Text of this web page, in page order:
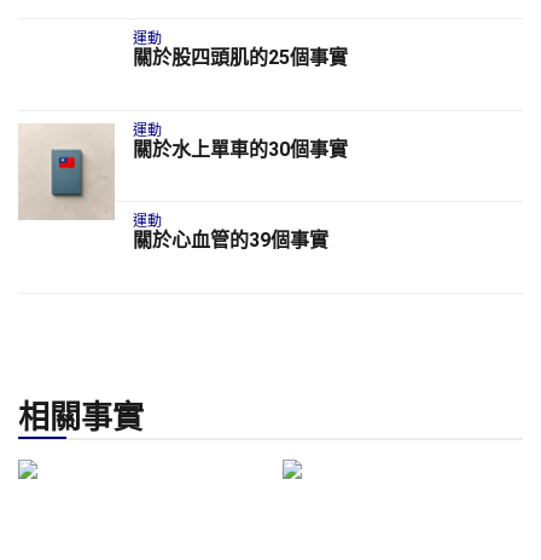
運動
關於股四頭肌的25個事實
運動
關於水上單車的30個事實
運動
關於心血管的39個事實
相關事實